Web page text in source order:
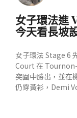
女子環法進
今天看長坡
女子環法 Stage 6
Court 在
突圍中勝出，並在
仍穿黃衫，Demi